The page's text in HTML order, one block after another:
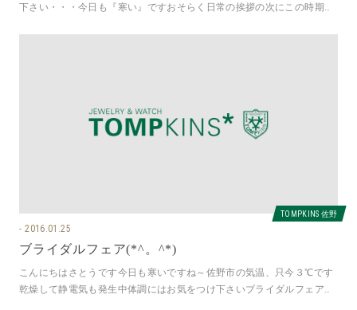
下さい・・・今日も『寒い』ですおそらく日常の挨拶の次にこの時期は
TOMPKINS 佐野
2016.01.25
ブライダルフェア(*^。^*)
こんにちはさとうです今日も寒いですね～佐野市の気温、只今３℃です
乾燥して静電気も発生中体調にはお気をつけ下さいブライダルフェア開